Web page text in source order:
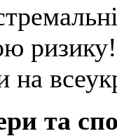
на
та